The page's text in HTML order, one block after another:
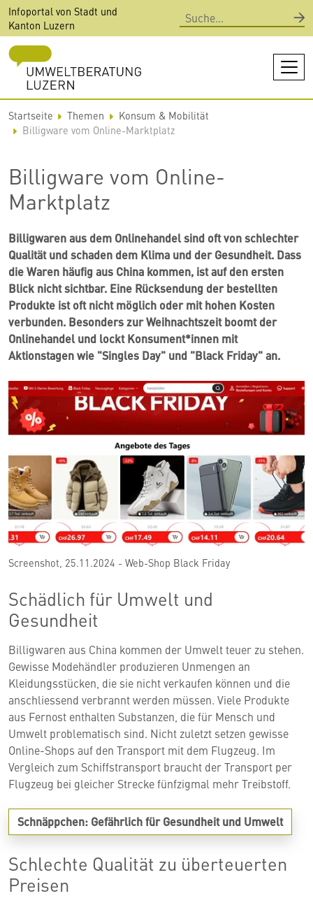
Direkt
zum
Inhalt
Infoportal von Stadt und
Kanton Luzern
Suche
Startseite Themen
Konsum & Mobilität
Billigware vom Online-Marktplatz
Billigware vom Online-
Marktplatz
Billigwaren aus dem Onlinehandel sind oft von schlechter
Qualität und schaden dem Klima und der Gesundheit. Dass
die Waren häufig aus China kommen, ist auf den ersten
Blick nicht sichtbar. Eine Rücksendung der bestellten
Produkte ist oft nicht möglich oder mit hohen Kosten
verbunden. Besonders zur Weihnachtszeit boomt der
Onlinehandel und lockt Konsument*innen mit
Aktionstagen wie "Singles Day" und "Black Friday" an.
Screenshot, 25.11.2024 - Web-Shop Black Friday
Schädlich für Umwelt und
Gesundheit
Billigwaren aus China kommen der Umwelt teuer zu stehen.
Gewisse Modehändler produzieren Unmengen an
Kleidungsstücken, die sie nicht verkaufen können und die
anschliessend verbrannt werden müssen. Viele Produkte
aus Fernost enthalten Substanzen, die für Mensch und
Umwelt problematisch sind. Nicht zuletzt setzen gewisse
Online-Shops auf den Transport mit dem Flugzeug. Im
Vergleich zum Schiffstransport braucht der Transport per
Flugzeug bei gleicher Strecke fünfzigmal mehr Treibstoff.
Schnäppchen: Gefährlich für Gesundheit und Umwelt
Schlechte Qualität zu überteuerten
Preisen